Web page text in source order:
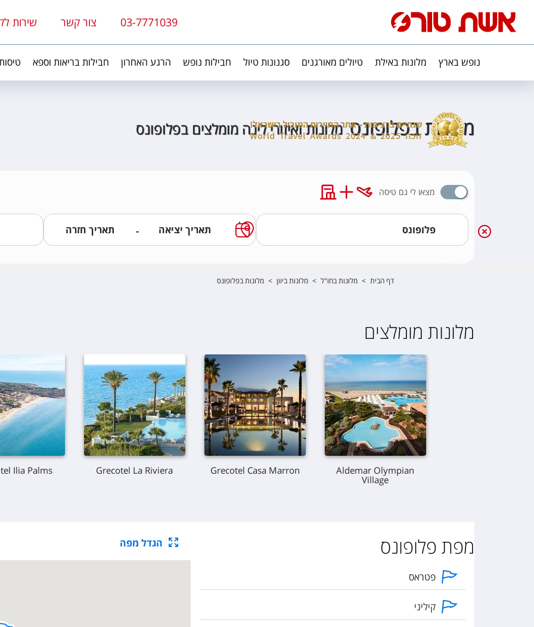
03-7771039 צור קשר שירות
נופש בארץ מלונות באילת טיולים מאורגנים סגנונות טיול חבילות נופש הרגע האחרון חבילות בריאות וספא
מלונות בפלופונס מלונות ואיזורי לינה מומלצים בפלופונס
מצאו לי גם טיסה
-
דף הבית > מלונות בחו"ל > מלונות ביוון > מלונות בפלופונס
מלונות מומלצים
Ilia Palms Grecotel La Riviera Grecotel Casa Marron
Aldemar Olympian
Village
מפת פלופונס
פטראס
קיליני
הגדל מפה